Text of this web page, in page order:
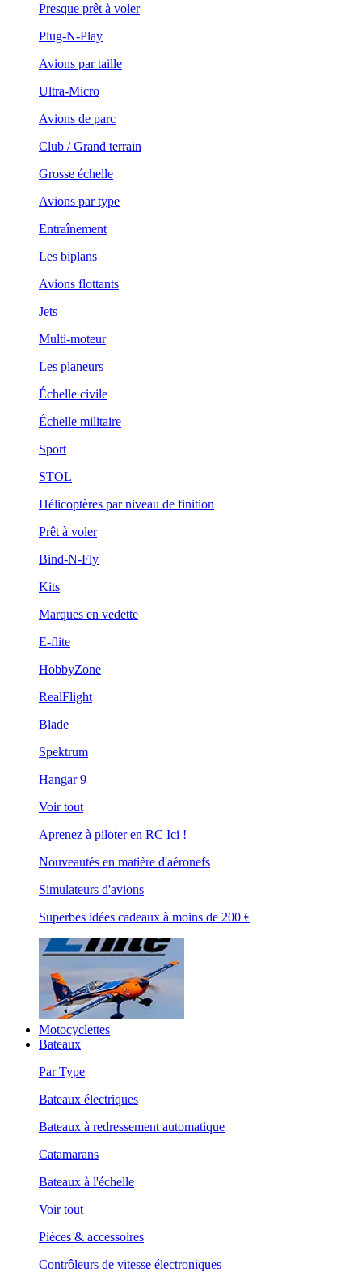
Presque prêt à voler
Plug-N-Play
Avions par taille
Ultra-Micro
Avions de parc
Club / Grand terrain
Grosse échelle
Avions par type
Entraînement
Les biplans
Avions flottants
Jets
Multi-moteur
Les planeurs
Échelle civile
Échelle militaire
Sport
STOL
Hélicoptères par niveau de finition
Prêt à voler
Bind-N-Fly
Kits
Marques en vedette
E-flite
HobbyZone
RealFlight
Blade
Spektrum
Hangar 9
Voir tout
Aprenez à piloter en RC Ici !
Nouveautés en matière d'aéronefs
Simulateurs d'avions
Superbes idées cadeaux à moins de 200 €
Motocyclettes
Bateaux
Par Type
Bateaux électriques
Bateaux à redressement automatique
Catamarans
Bateaux à l'échelle
Voir tout
Pièces & accessoires
Contrôleurs de vitesse électroniques